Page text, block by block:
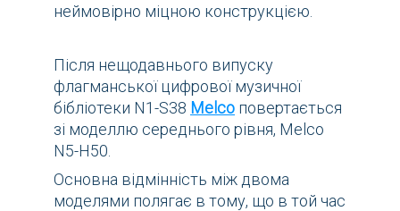
неймовірно міцною конструкцією.
Після нещодавнього випуску
флагманської цифрової музичної
бібліотеки N1-S38 Melco повертається
зі моделлю середнього рівня, Melco
N5-H50.
Основна відмінність між двома
моделями полягає в тому, що в той час